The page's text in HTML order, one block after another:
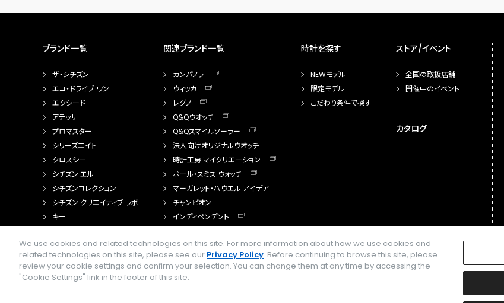
ブランド一覧
ザ・シチズン
エコ・ドライブ ワン
エクシード
アテッサ
プロマスター
シリーズエイト
クロスシー
シチズン エル
シチズンコレクション
シチズン クリエイティブ ラボ
キー
関連ブランド一覧
カンパノラ
ウィッカ
レグノ
Q&Qウオッチ
Q&Qスマイルソーラー
法人向けオリジナルウオッチ
時計工房 マイクリエーション
ポール・スミス ウォッチ
マーガレット・ハウエル アイデア
チャンピオン
インディペンデント
時計を探す
NEWモデル
限定モデル
こだわり条件で探す
ストア/イベント
全国の取扱店舗
開催中のイベント
カタログ
We use cookies and related technologies on this site. For more information about how we use cookies and
related technologies on this site, please see our Privacy Policy. Before continuing to browse this site, please
review your cookie settings and confirm your selection. You can change them at any time by accessing the
"Cookie Settings" link in the footer of this site.